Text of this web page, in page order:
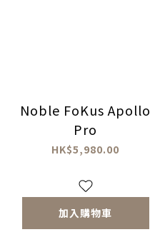
Noble FoKus Apollo
Pro
HK$5,980.00
加入購物車